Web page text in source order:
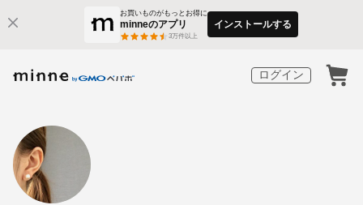
お買いものがもっとお得に
minneのアプリ
3万件以上
インストールする
ログイン